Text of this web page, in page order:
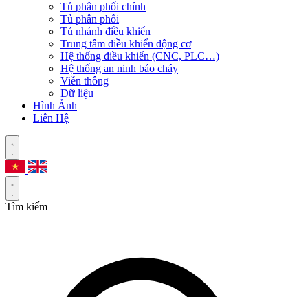
Tủ phân phối chính
Tủ phân phối
Tủ nhánh điều khiển
Trung tâm điều khiển động cơ
Hệ thống điều khiển (CNC, PLC…)
Hệ thống an ninh báo cháy
Viễn thông
Dữ liệu
Hình Ảnh
Liên Hệ
Tìm kiếm